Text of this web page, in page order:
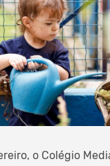
o Colégio